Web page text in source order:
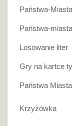
Państwa-
Państwa-
Losowanie liter
Gry na kartce
Państwa
Krzyżówka